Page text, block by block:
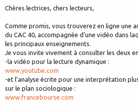
Chères lectrices, chers lecteurs,
Comme promis, vous trouverez en ligne une
du CAC 40, accompagnée d’une vidéo dans
les principaux enseignements.
Je vous invite vivement à consulter les deux
-la vidéo pour la lecture dynamique :
www.youtube.com
-et l’analyse écrite pour une interprétation
sur le plan sociologique :
www.francebourse.com